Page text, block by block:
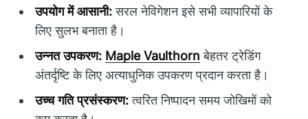
उपयोग में आसानी:सरल नेविगेशन इसे सभी व्यापारियों के
लिए सुलभ बनाता है।
उन्नत उपकरण: Maple Vaulthorn बेहतर ट्रेडिंग
अंतर्दृष्टि के लिए अत्याधुनिक उपकरण प्रदान करता है।
उच्च गति प्रसंस्करण:त्वरित निष्पादन समय जोखिमों को